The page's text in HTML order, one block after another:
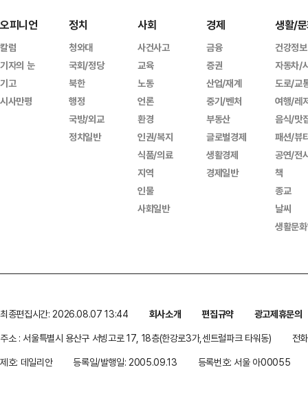
오피니언
칼럼
기자의 눈
기고
시사만평
정치
청와대
국회/정당
북한
행정
국방/외교
정치일반
사회
사건사고
교육
노동
언론
환경
인권/복지
식품/의료
지역
인물
사회일반
경제
금융
증권
산업/재계
중기/벤처
부동산
글로벌경제
생활경제
경제일반
생활/
건강정보
자동차/
도로/교
여행/레
음식/맛
패션/뷰
공연/전
책
종교
날씨
생활문
최종편집시간: 2026.08.07 13:44 회사소개 편집규약
광고제휴문의
주소 : 서울특별시 용산구 서빙고로 17, 18층(한강로3가,센트럴파크 타워동)
전
제호: 데일리안
등록일/발행일: 2005.09.13 등록번호: 서울 아00055